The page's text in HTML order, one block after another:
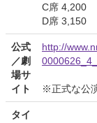
C席 4,200
D席 3,150
公式
／劇
場サ
イト
http://
※正式な公
タイ